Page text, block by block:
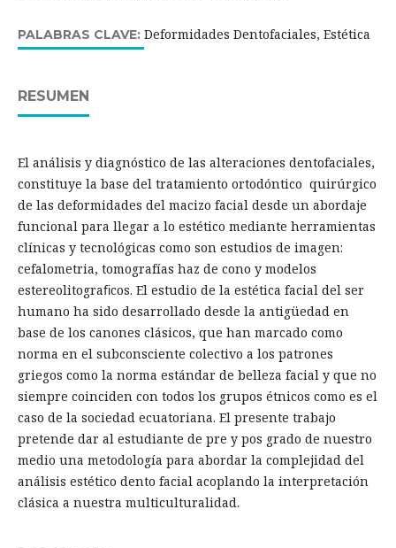
PALABRAS CLAVE: Deformidades Dentofaciales, Estética
RESUMEN
El análisis y diagnóstico de las alteraciones dentofaciales,
constituye la base del tratamiento ortodóntico quirúrgico
de las deformidades del macizo facial desde un abordaje
funcional para llegar a lo estético mediante herramientas
clínicas y tecnológicas como son estudios de imagen:
cefalometria, tomografías haz de cono y modelos
estereolitograﬁcos. El estudio de la estética facial del ser
humano ha sido desarrollado desde la antigüedad en
base de los canones clásicos, que han marcado como
norma en el subconsciente colectivo a los patrones
griegos como la norma estándar de belleza facial y que no
siempre coinciden con todos los grupos étnicos como es el
caso de la sociedad ecuatoriana. El presente trabajo
pretende dar al estudiante de pre y pos grado de nuestro
medio una metodología para abordar la complejidad del
análisis estético dento facial acoplando la interpretación
clásica a nuestra multiculturalidad.